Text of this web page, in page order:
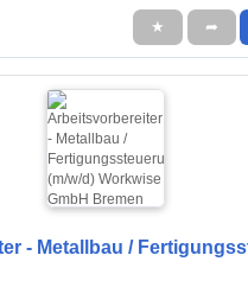
★ ➦
- Metallbau /